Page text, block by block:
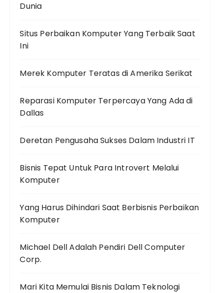
Dunia
Situs Perbaikan Komputer Yang Terbaik Saat
Ini
Merek Komputer Teratas di Amerika Serikat
Reparasi Komputer Terpercaya Yang Ada di
Dallas
Deretan Pengusaha Sukses Dalam Industri IT
Bisnis Tepat Untuk Para Introvert Melalui
Komputer
Yang Harus Dihindari Saat Berbisnis Perbaikan
Komputer
Michael Dell Adalah Pendiri Dell Computer
Corp.
Mari Kita Memulai Bisnis Dalam Teknologi